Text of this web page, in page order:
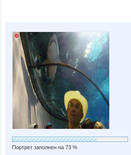
Портрет заполнен на 73 %